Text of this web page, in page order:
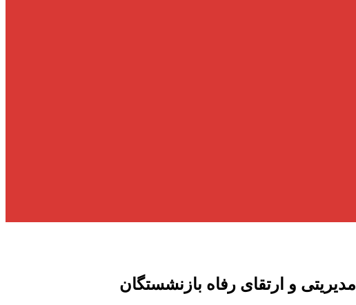
و ارتقای رفاه بازنشستگان